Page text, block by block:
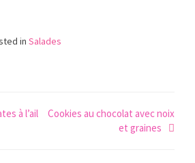
in Salades
à l’ail
Cookies au chocolat avec noix
et graines